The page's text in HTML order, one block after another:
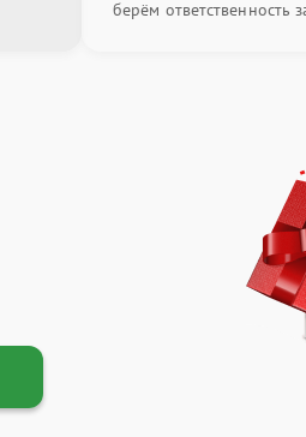
берём ответственность